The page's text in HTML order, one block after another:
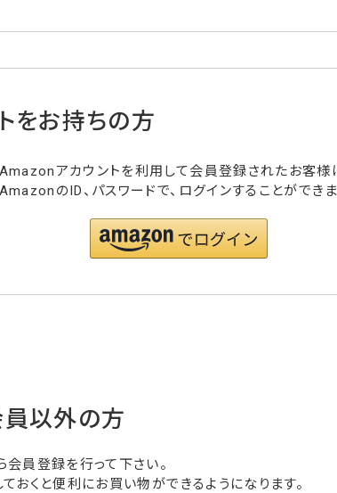
をお持ちの方
Amazonアカウントを利用して会員登録されたお客様
AmazonのID、パスワードで、ログインすることができま
員以外の方
員登録を行って下さい。
おくと便利にお買い物ができるようになります。